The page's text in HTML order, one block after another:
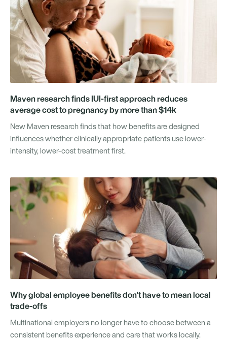
Maven research finds IUI-first approach reduces
average cost to pregnancy by more than $14k
New Maven research finds that how benefits are designed
influences whether clinically appropriate patients use lower-
intensity, lower-cost treatment first.
Why global employee benefits don't have to mean local
trade-offs
Multinational employers no longer have to choose between a
consistent benefits experience and care that works locally.